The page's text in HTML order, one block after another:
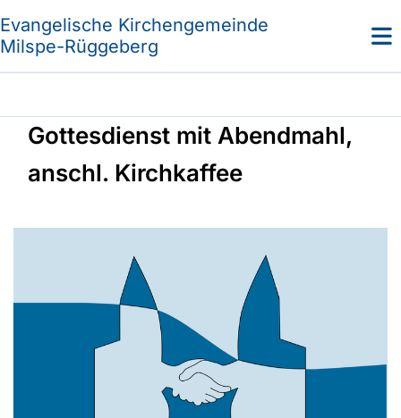
Evangelische Kirchengemeinde
Milspe-Rüggeberg
Gottesdienst mit Abendmahl,
anschl. Kirchkaffee